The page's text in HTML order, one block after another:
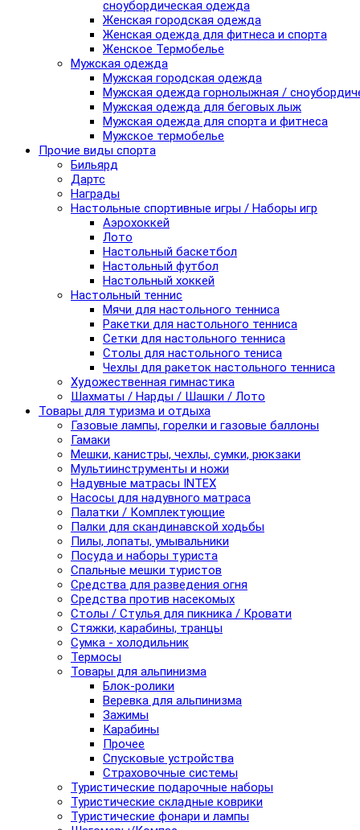
сноубордическая одежда
Женская городская одежда
Женская одежда для фитнеса и спорта
Женское Термобелье
Мужская одежда
Мужская городская одежда
Мужская одежда горнолыжная /
Мужская одежда для беговых лыж
Мужская одежда для спорта и фитнеса
Мужское термобелье
Прочие виды спорта
Бильярд
Дартс
Награды
Настольные спортивные игры / Наборы игр
Аэрохоккей
Лото
Настольный баскетбол
Настольный футбол
Настольный хоккей
Настольный теннис
Мячи для настольного тенниса
Ракетки для настольного тенниса
Сетки для настольного тенниса
Столы для настольного тениса
Чехлы для ракеток настольного тенниса
Художественная гимнастика
Шахматы / Нарды / Шашки / Лото
Товары для туризма и отдыха
Газовые лампы, горелки и газовые баллоны
Гамаки
Мешки, канистры, чехлы, сумки, рюкзаки
Мультиинструменты и ножи
Надувные матрасы INTEX
Насосы для надувного матраса
Палатки / Комплектующие
Палки для скандинавской ходьбы
Пилы, лопаты, умывальники
Посуда и наборы туриста
Спальные мешки туристов
Средства для разведения огня
Средства против насекомых
Столы / Стулья для пикника / Кровати
Стяжки, карабины, транцы
Сумка - холодильник
Термосы
Товары для альпинизма
Блок-ролики
Веревка для альпинизма
Зажимы
Карабины
Прочее
Спусковые устройства
Страховочные системы
Туристические подарочные наборы
Туристические складные коврики
Туристические фонари и лампы